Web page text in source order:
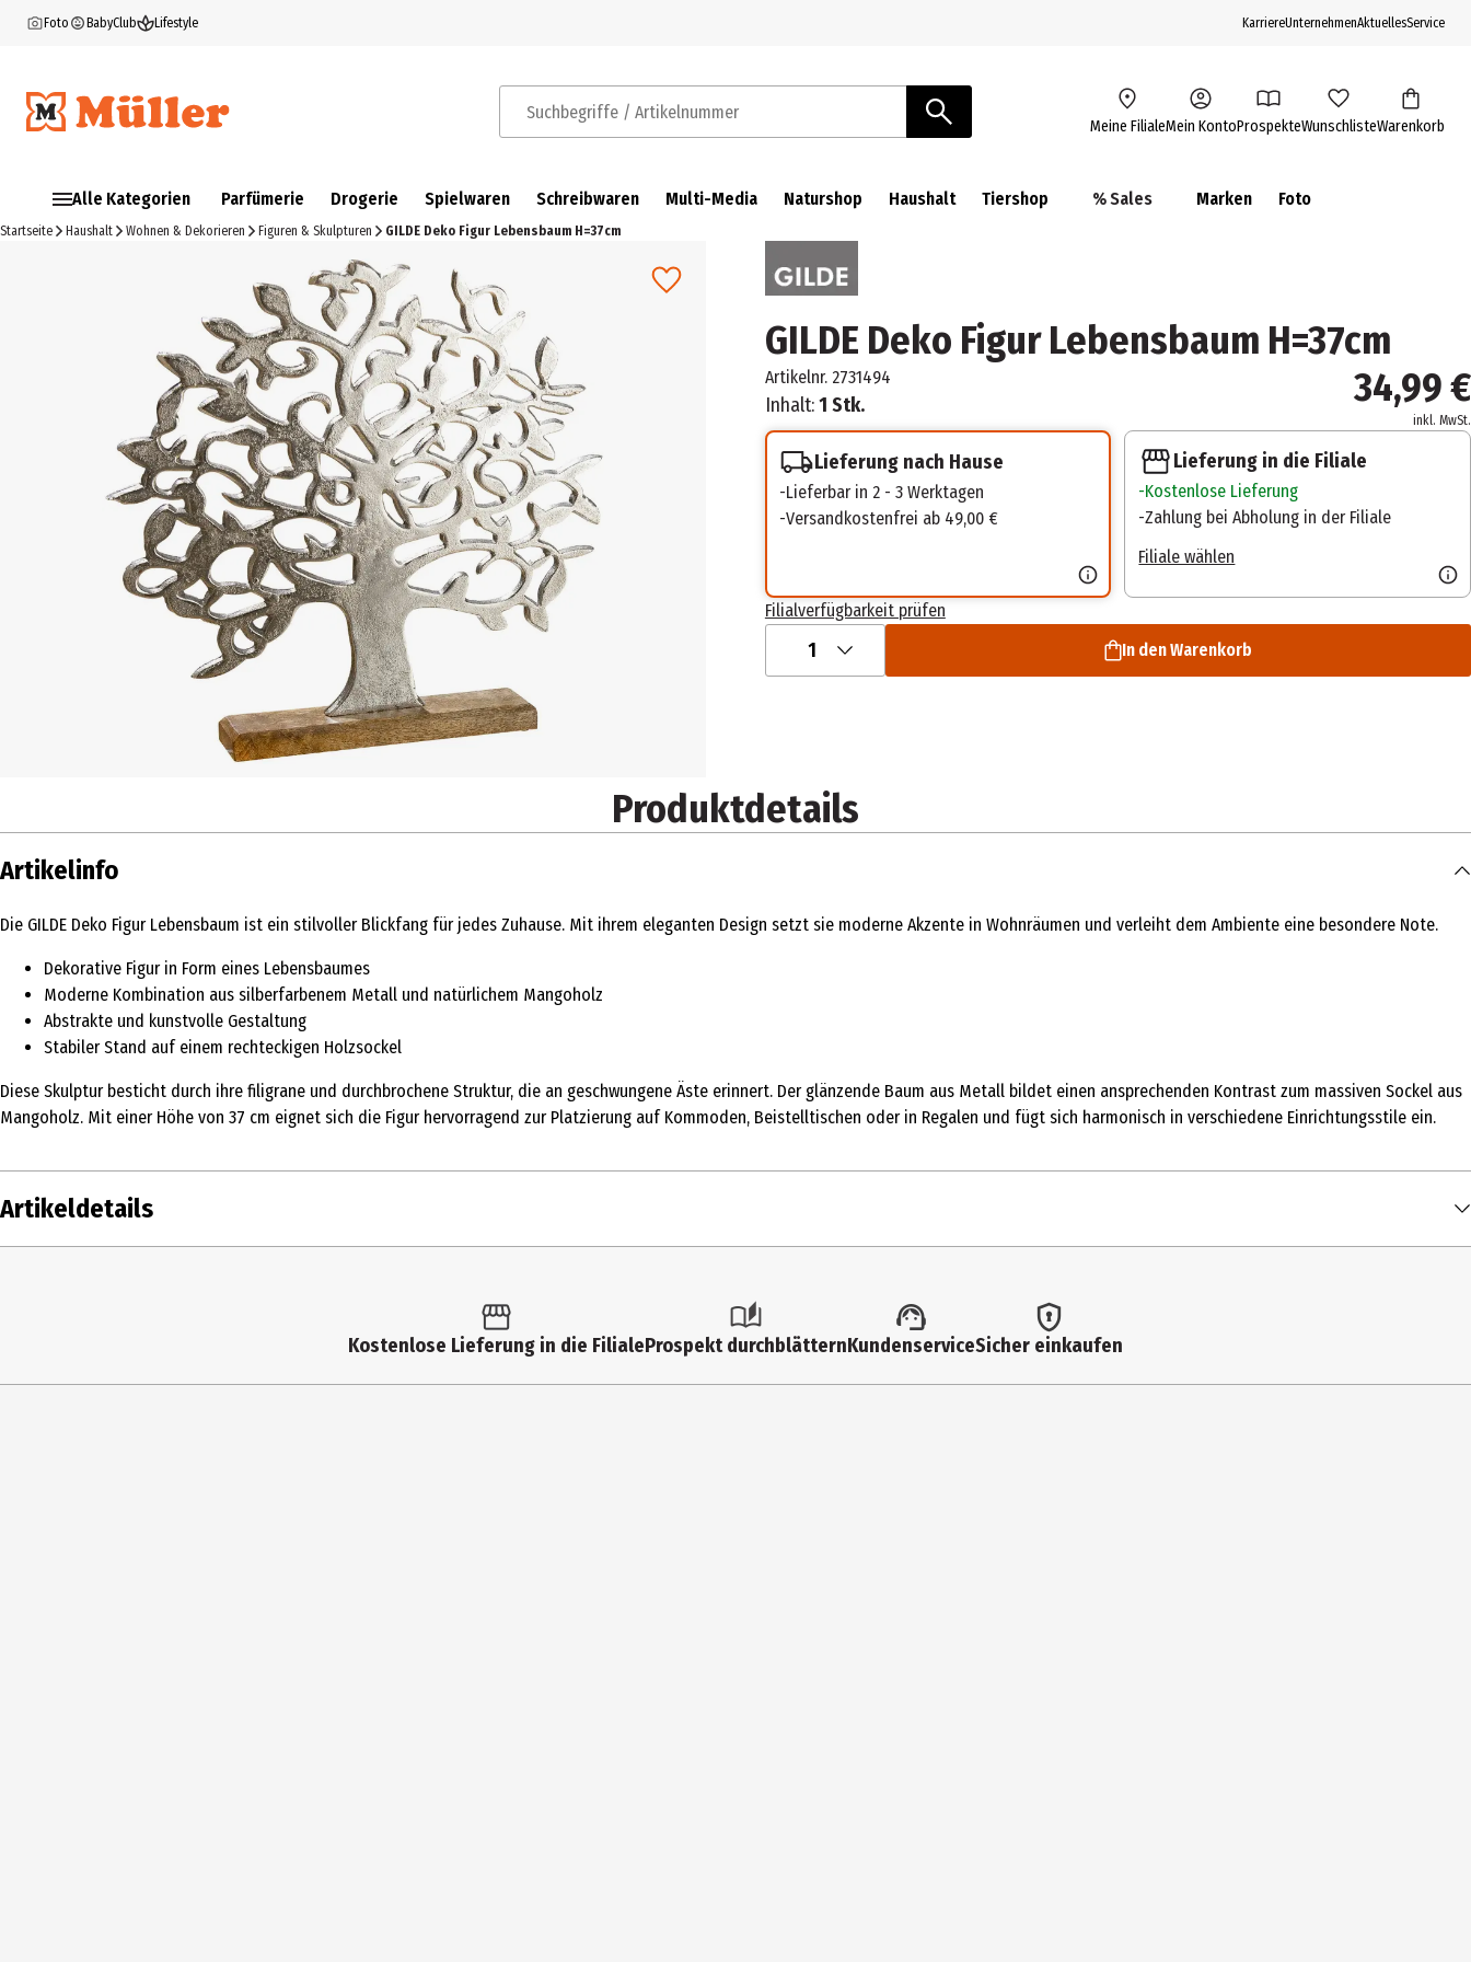
Foto BabyClub Lifestyle KarriereUnternehmenAktuellesService
Suchbegriffe / Artikelnummer Meine FilialeMein KontoProspekteWunschlisteWarenkorb
Alle Kategorien Parfümerie Drogerie Spielwaren Schreibwaren Multi-Media Naturshop Haushalt Tiershop % Sales Marken Foto
Startseite Haushalt Wohnen & Dekorieren Figuren & Skulpturen GILDE Deko Figur Lebensbaum H=37cm
GILDE Deko Figur Lebensbaum H=37cm
Artikelnr. 2731494
Inhalt:1 Stk. 34,99 €
inkl. MwSt.
Lieferung nach Hause
Lieferbar in 2 - 3 Werktagen
Versandkostenfrei ab 49,00 €
Lieferung in die Filiale
Kostenlose Lieferung
Zahlung bei Abholung in der Filiale
Filiale wählen
Filialverfügbarkeit prüfen
1 In den Warenkorb
Produktdetails
Artikelinfo
Die GILDE Deko Figur Lebensbaum ist ein stilvoller Blickfang für jedes Zuhause. Mit ihrem eleganten Design setzt sie moderne Akzente in Wohnräumen und verleiht dem Ambiente eine besondere Note.
Dekorative Figur in Form eines Lebensbaumes
Moderne Kombination aus silberfarbenem Metall und natürlichem Mangoholz
Abstrakte und kunstvolle Gestaltung
Stabiler Stand auf einem rechteckigen Holzsockel
Diese Skulptur besticht durch ihre filigrane und durchbrochene Struktur, die an geschwungene Äste erinnert. Der glänzende Baum aus Metall bildet einen ansprechenden Kontrast zum massiven Sockel aus
Mangoholz. Mit einer Höhe von 37 cm eignet sich die Figur hervorragend zur Platzierung auf Kommoden, Beistelltischen oder in Regalen und fügt sich harmonisch in verschiedene Einrichtungsstile ein.
Artikeldetails
38 cm
Kostenlose Lieferung in die FilialeProspekt durchblätternKundenserviceSicher einkaufen